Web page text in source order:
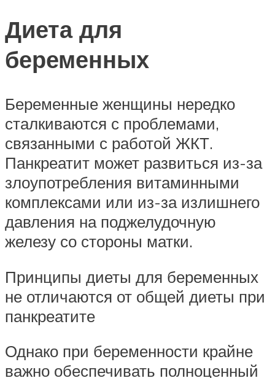
Диета для
беременных
Беременные женщины нередко
сталкиваются с проблемами,
связанными с работой ЖКТ.
Панкреатит может развиться из-за
злоупотребления витаминными
комплексами или из-за излишнего
давления на поджелудочную
железу со стороны матки.
Принципы диеты для беременных
не отличаются от общей диеты при
панкреатите
Однако при беременности крайне
важно обеспечивать полноценный